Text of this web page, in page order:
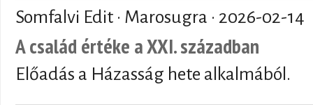
Somfalvi Edit · Marosugra · 2026-02-14
A család értéke a XXI. században
Előadás a Házasság hete alkalmából.